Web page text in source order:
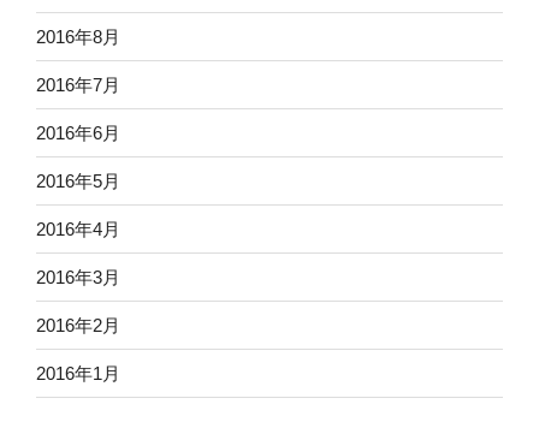
2016年8月
2016年7月
2016年6月
2016年5月
2016年4月
2016年3月
2016年2月
2016年1月